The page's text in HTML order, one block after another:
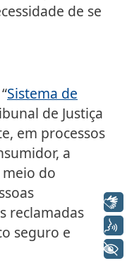
de se
Sistema de
de Justiça
em processos
a
do
reclamadas
seguro e